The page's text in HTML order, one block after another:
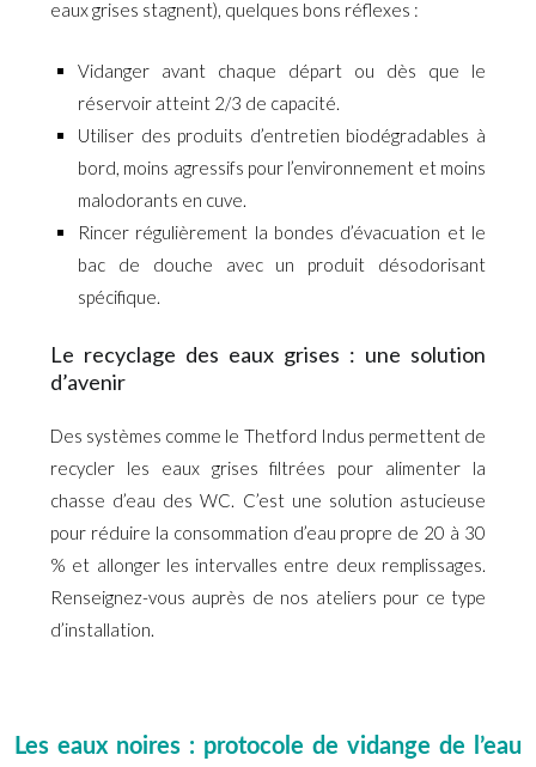
eaux grises stagnent), quelques bons réflexes :
Vidanger avant chaque départ ou dès que le
réservoir atteint 2/3 de capacité.
Utiliser des produits d’entretien biodégradables à
bord, moins agressifs pour l’environnement et moins
malodorants en cuve.
Rincer régulièrement la bondes d’évacuation et le
bac de douche avec un produit désodorisant
spécifique.
Le recyclage des eaux grises : une solution
d’avenir
Des systèmes comme le Thetford Indus permettent de
recycler les eaux grises filtrées pour alimenter la
chasse d’eau des WC. C’est une solution astucieuse
pour réduire la consommation d’eau propre de 20 à 30
% et allonger les intervalles entre deux remplissages.
Renseignez-vous auprès de nos ateliers pour ce type
d’installation.
Les eaux noires : protocole de vidange de l’eau